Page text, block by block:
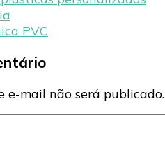
PVC
e-mail não será publicado.